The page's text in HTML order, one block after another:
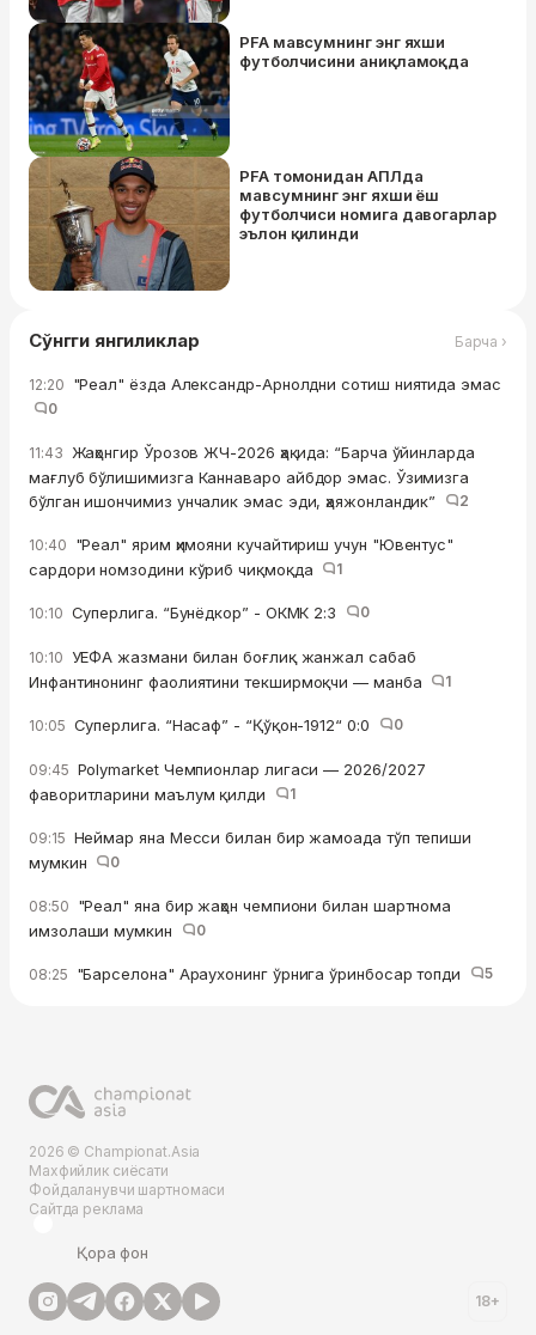
PFA мавсумнинг энг яхши
футболчисини аниқламоқда
PFA томонидан АПЛда
мавсумнинг энг яхши ёш
футболчиси номига давогарлар
эълон қилинди
Сўнгги янгиликлар Барча ›
12:20 "Реал" ёзда Александр-Арнолдни сотиш ниятида эмас
0
11:43 Жаҳонгир Ўрозов ЖЧ-2026 ҳақида: “Барча ўйинларда
мағлуб бўлишимизга Каннаваро айбдор эмас. Ўзимизга
бўлган ишончимиз унчалик эмас эди, ҳаяжонландик”
2
10:40 "Реал" ярим ҳимояни кучайтириш учун "Ювентус"
сардори номзодини кўриб чиқмоқда
1
10:10 Суперлига. “Бунёдкор” - ОКМК 2:3 0
10:10 УЕФА жазмани билан боғлиқ жанжал сабаб
Инфантинонинг фаолиятини текширмоқчи — манба
1
10:05 Суперлига. “Насаф” - “Қўқон-1912“ 0:0 0
09:45 Polymarket Чемпионлар лигаси — 2026/2027
фаворитларини маълум қилди
1
09:15 Неймар яна Месси билан бир жамоада тўп тепиши
мумкин
0
08:50 "Реал" яна бир жаҳон чемпиони билан шартнома
имзолаши мумкин
0
08:25 "Барселона" Араухонинг ўрнига ўринбосар топди 5
2026 © Championat.Asia
Махфийлик сиёсати
Фойдаланувчи шартномаси
Сайтда реклама
Қора фон
18+